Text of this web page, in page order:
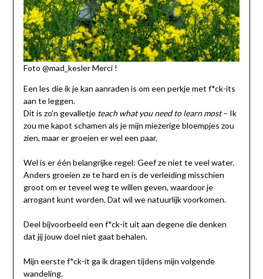
Foto @mad_kesler Merci !
Een les die ik je kan aanraden is om een perkje met f*ck-its
aan te leggen.
Dit is zo’n gevalletje teach what you need to learn most– Ik
zou me kapot schamen als je mijn miezerige bloempjes zou
zien, maar er groeien er wel een paar.
Wel is er één belangrijke regel: Geef ze niet te veel water.
Anders groeien ze te hard en is de verleiding misschien
groot om er teveel weg te willen geven, waardoor je
arrogant kunt worden. Dat wil we natuurlijk voorkomen.
Deel bijvoorbeeld een f*ck-it uit aan degene die denken
dat jij jouw doel niet gaat behalen.
Mijn eerste f*ck-it ga ik dragen tijdens mijn volgende
wandeling.